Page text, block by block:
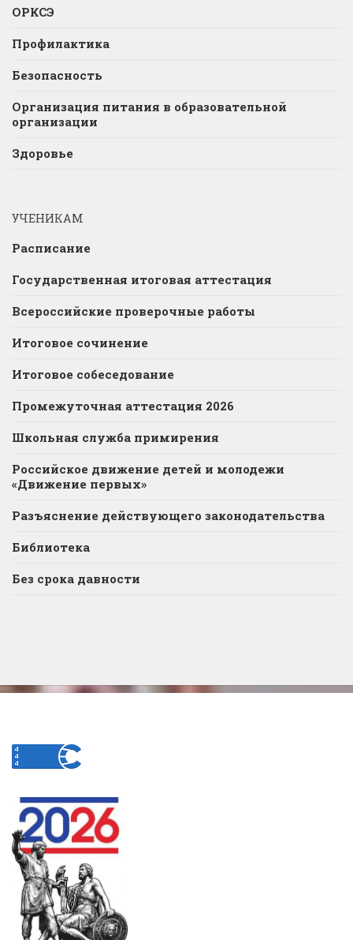
ОРКСЭ
Профилактика
Безопасность
Организация питания в образовательной
организации
Здоровье
УЧЕНИКАМ
Расписание
Государственная итоговая аттестация
Всероссийские проверочные работы
Итоговое сочинение
Итоговое собеседование
Промежуточная аттестация 2026
Школьная служба примирения
Российское движение детей и молодежи
«Движение первых»
Разъяснение действующего законодательства
Библиотека
Без срока давности